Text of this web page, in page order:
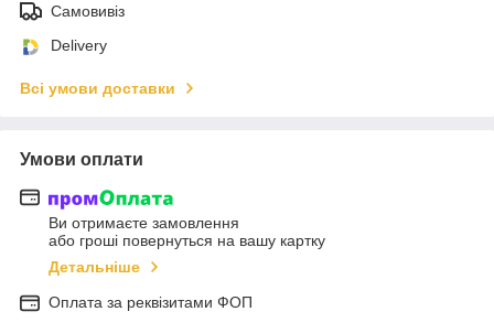
Самовивіз
Delivery
Всі умови доставки
Умови оплати
Ви отримаєте замовлення
або гроші повернуться на вашу картку
Детальніше
Оплата за реквізитами ФОП